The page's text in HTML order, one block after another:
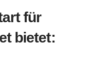
für
bietet: